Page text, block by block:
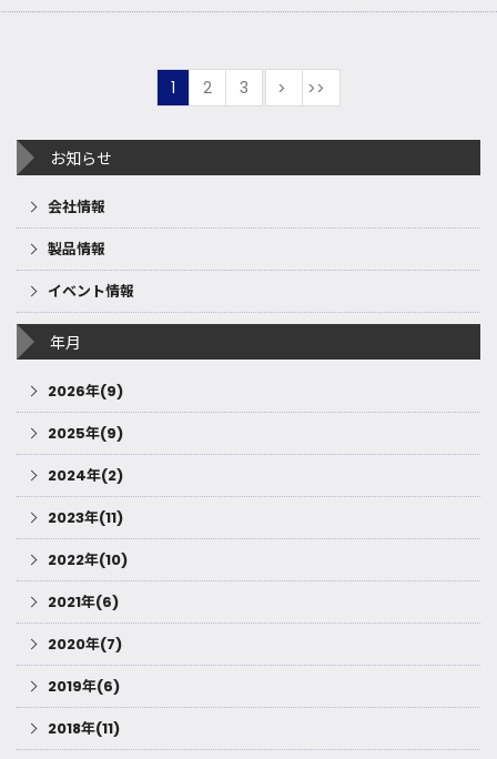
1 2 3 次
お知らせ
会社情報
製品情報
イベント情報
年月
2026年(9)
2025年(9)
2024年(2)
2023年(11)
2022年(10)
2021年(6)
2020年(7)
2019年(6)
2018年(11)